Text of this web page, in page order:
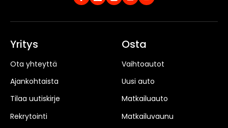
Yritys
Ota yhteyttä
Ajankohtaista
Tilaa uutiskirje
Rekrytointi
Osta
Vaihtoautot
Uusi auto
Matkailuauto
Matkailuvaunu